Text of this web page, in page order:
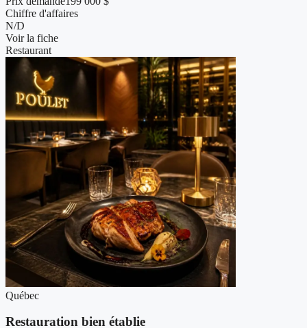
Chiffre d'affaires
N/D
Voir la fiche
Restaurant
Québec
Restauration bien établie